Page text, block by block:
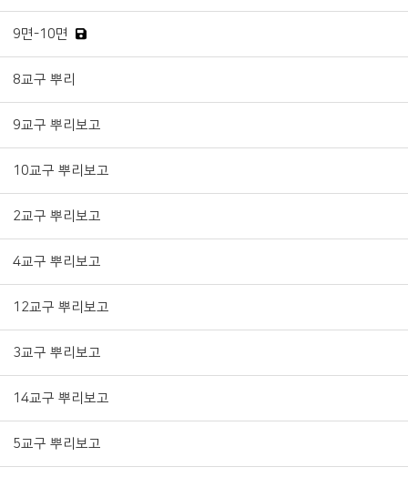
9면-10면
8교구 뿌리
9교구 뿌리보고
10교구 뿌리보고
2교구 뿌리보고
4교구 뿌리보고
12교구 뿌리보고
3교구 뿌리보고
14교구 뿌리보고
5교구 뿌리보고